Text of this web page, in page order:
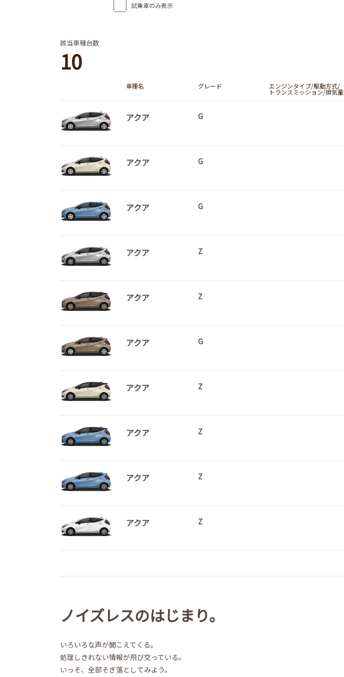
試乗車のみ表示
該当車種台数
10
車種名 グレード エンジンタイプ/駆動方式/
トランスミッション/排気量
アクア G
アクア G
アクア G
アクア Z
アクア Z
アクア G
アクア Z
アクア Z
アクア Z
アクア Z
ノイズレスのはじまり。
いろいろな声が聞こえてくる。
処理しきれない情報が飛び交っている。
いっそ、全部そぎ落としてみよう。